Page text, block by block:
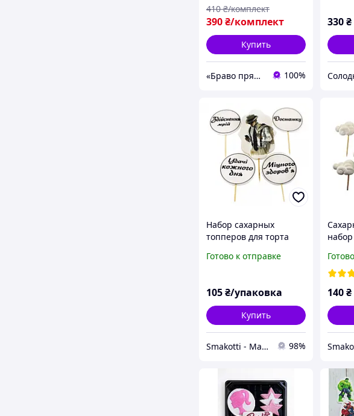
390₴/комплект
410 ₴/комплект
Купить
«Браво пряник» 100%
330₴
Набор сахарных
топперов для торта
Готово к отправке
105₴/упаковка
Купить
Smakotti - Магазин кондитерских ингредиентов 98%
140₴